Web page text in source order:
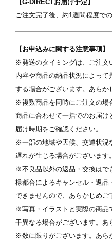
【G-DIRECTお届け予定】
ご注文完了後、約1週間程度で
【お申込みに関する注意事項】
※発送のタイミングは、ご注文
内容や商品の納品状況によっ
する場合がございます。あらか
※複数商品を同時にご注文の場
商品に合わせて一括でのお届
届け時期をご確認ください。
※一部の地域や天候、交通状況
遅れが生じる場合がございます。
※不良品以外の返品・交換はで
様都合によるキャンセル・返
できませんので、あらかじめご
※写真・イラストと実際の商品
干異なる場合がございます。あ
※数に限りがございます。あら
写
※ 写真は配置